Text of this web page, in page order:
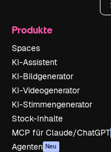
Produkte
Spaces
KI-Assistent
KI-Bildgenerator
KI-Videogenerator
KI-Stimmengenerator
Stock-Inhalte
MCP für Claude/ChatGPT
Agenten Neu